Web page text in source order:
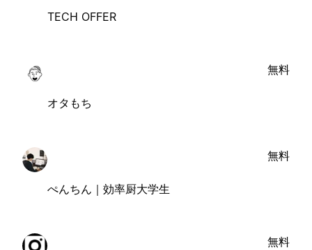
TECH OFFER
オタもち
無料
ぺんちん｜効率厨大学生
無料
無料